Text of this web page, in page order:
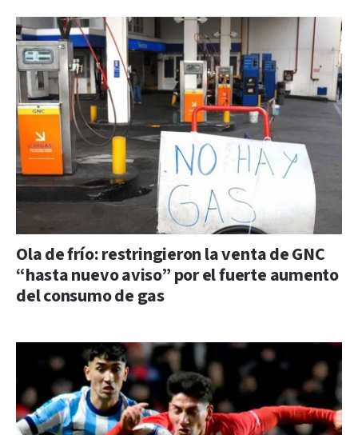
Ola de frío: restringieron la venta de GNC
“hasta nuevo aviso” por el fuerte aumento
del consumo de gas